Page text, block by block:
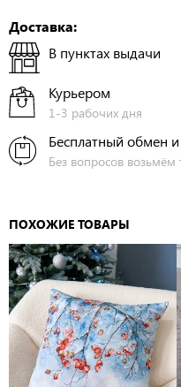
Доставка:
В пунктах выдачи
Курьером
1-3 рабочих дня
Бесплатный обмен
Без вопросов возьмём
ПОХОЖИЕ ТОВАРЫ